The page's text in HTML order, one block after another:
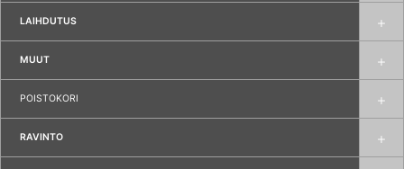
LAIHDUTUS
MUUT
POISTOKORI
RAVINTO